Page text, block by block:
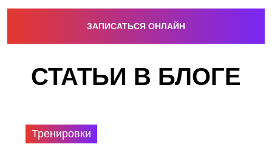
ЗАПИСАТЬСЯ ОНЛАЙН
СТАТЬИ В БЛОГЕ
Тренировки